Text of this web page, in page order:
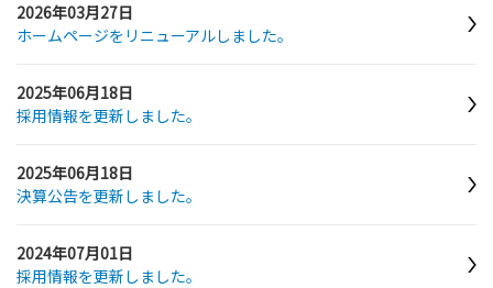
2026年03月27日
ホームページをリニューアルしました。
2025年06月18日
採用情報を更新しました。
2025年06月18日
決算公告を更新しました。
2024年07月01日
採用情報を更新しました。